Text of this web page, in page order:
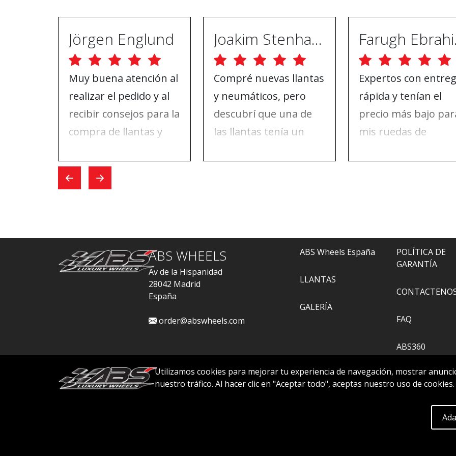
Utilizamos cookies para mejorar tu experiencia de navegación, mostrar
nuestro tráfico. Al hacer clic en "Aceptar todo", aceptas nuestro uso de cookies.
Jörgen Englund
Muy buena atención al
realizar el pedido y al
recibir consejos para la
compra de llantas y
hacer el cambio, todo
fue rápido.
Joakim Stenhammar
Compré nuevas llantas
y neumáticos, pero
descubrí que una de
las llantas tenía un
Expertos con
rápida y tenían el
precio más bajo
mis ruedas de
ABS WHEELS
Av de la Hispanidad
28042 Madrid
España
order@abswheels.com
ABS Wheels España
LLANTAS
GALERÍA
POLÍTICA DE
GARANTÍA
FAQ
ABS360